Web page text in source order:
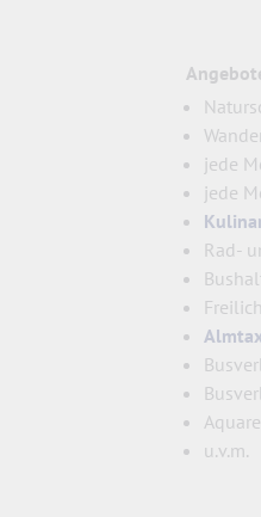
jede
jede
Rad-
u.v.m.